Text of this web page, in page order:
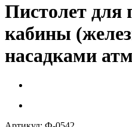
Пистолет для
кабины
насадками